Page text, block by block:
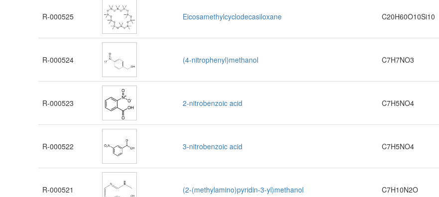
R-000525 Eicosamethylcyclodecasiloxane C20H60O10Si10
R-000524 (4-nitrophenyl)methanol C7H7NO3
R-000523 2-nitrobenzoic acid C7H5NO4
R-000522 3-nitrobenzoic acid C7H5NO4
R-000521 (2-(methylamino)pyridin-3-yl)methanol C7H10N2O